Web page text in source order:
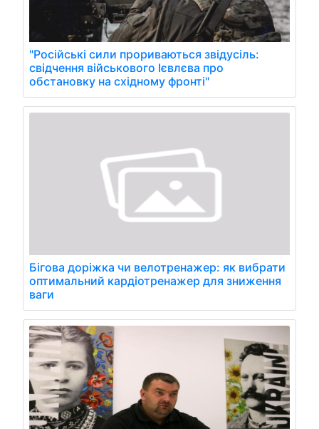
"Російські сили прориваються звідусіль:
свідчення військового Ієвлєва про
обстановку на східному фронті"
Бігова доріжка чи велотренажер: як вибрати
оптимальний кардіотренажер для зниження
ваги